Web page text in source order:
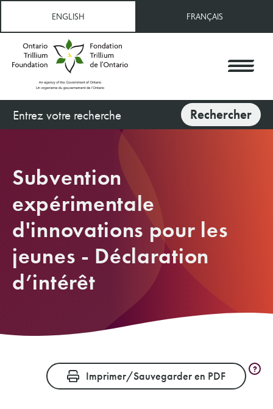
principal
ENGLISH FRANÇAIS
Rechercher Rechercher
Subvention
expérimentale
d'innovations pour les
jeunes - Déclaration
d’intérêt
Imprimer/Sauvegarder en PDF ?